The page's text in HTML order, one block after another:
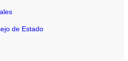
de Estado